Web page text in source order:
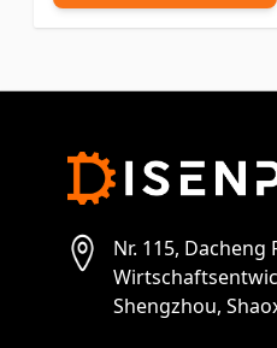
Nr. 115, Dacheng
Shengzhou,